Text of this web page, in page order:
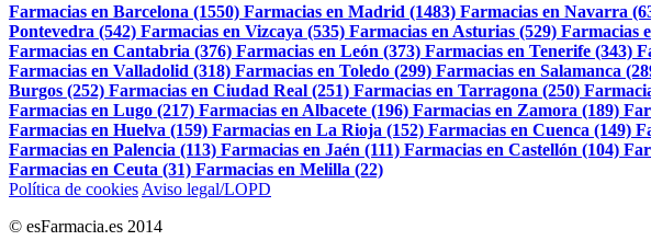
Farmacias en Barcelona (1550) Farmacias en Madrid (1483) Farmacias en Navarra
Pontevedra (542) Farmacias en Vizcaya (535) Farmacias en Asturias (529) Farmacias
Farmacias en Cantabria (376) Farmacias en León (373) Farmacias en Tenerife (343)
Farmacias en Valladolid (318) Farmacias en Toledo (299) Farmacias en Salamanca
Burgos (252) Farmacias en Ciudad Real (251) Farmacias en Tarragona (250)
Farmacias en Lugo (217) Farmacias en Albacete (196) Farmacias en Zamora (189)
Farmacias en Huelva (159) Farmacias en La Rioja (152) Farmacias en Cuenca (149)
Farmacias en Palencia (113) Farmacias en Jaén (111) Farmacias en Castellón (104)
Farmacias en Ceuta (31) Farmacias en Melilla (22)
Política de cookies Aviso legal/LOPD
© esFarmacia.es 2014